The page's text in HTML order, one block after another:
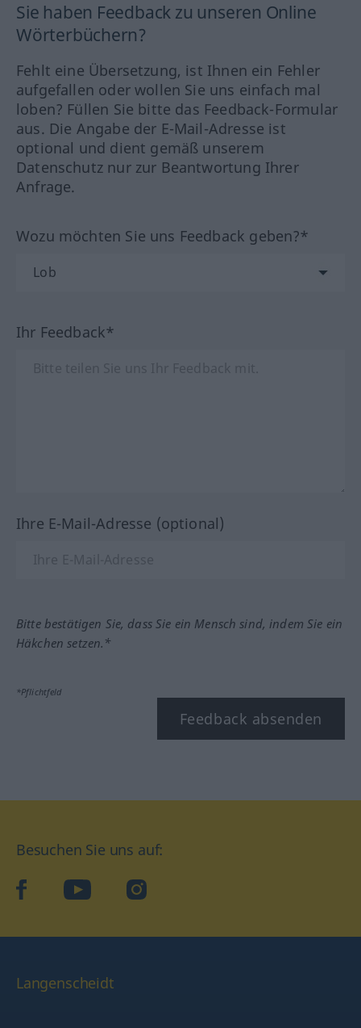
Sie haben Feedback zu unseren Online
Wörterbüchern?
Fehlt eine Übersetzung, ist Ihnen ein Fehler
aufgefallen oder wollen Sie uns einfach mal
loben? Füllen Sie bitte das Feedback-Formular
aus. Die Angabe der E-Mail-Adresse ist
optional und dient gemäß unserem
Datenschutz nur zur Beantwortung Ihrer
Anfrage.
Wozu möchten Sie uns Feedback geben?*
Ihr Feedback*
Ihre E-Mail-Adresse (optional)
Bitte bestätigen Sie, dass Sie ein Mensch sind, indem Sie ein
Häkchen setzen.*
*Pflichtfeld
Feedback absenden
Besuchen Sie uns auf:
facebookYouTube Instagram
Langenscheidt